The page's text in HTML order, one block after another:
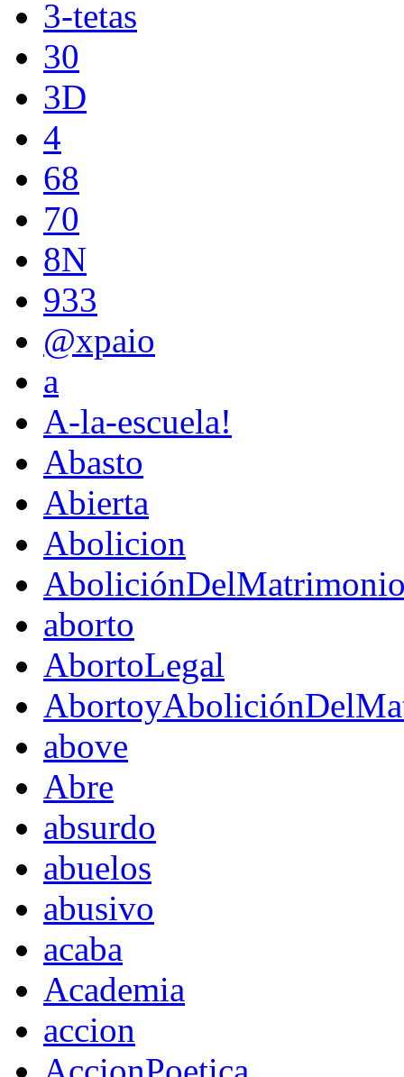
3-tetas
30
3D
4
68
70
8N
933
@xpaio
a
A-la-escuela!
Abasto
Abierta
Abolicion
aborto
AbortoLegal
above
Abre
absurdo
abuelos
abusivo
acaba
Academia
accion